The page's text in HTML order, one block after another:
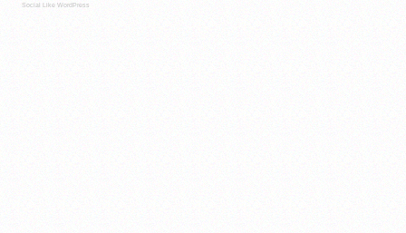
Social Like WordPress